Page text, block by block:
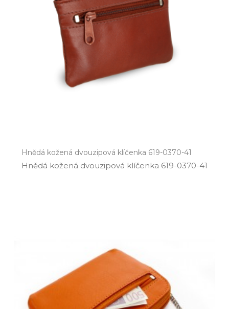
Hnědá kožená dvouzipová klíčenka 619-0370-41
Hnědá kožená dvouzipová klíčenka 619­-0370­-41